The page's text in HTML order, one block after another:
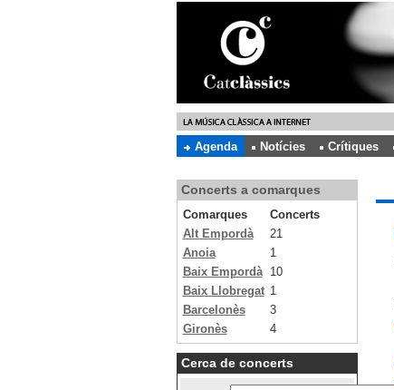
Agenda
Notícies Crítiques
Concerts a comarques
Comarques
Concerts
Alt Empordà
21
Anoia
1
Baix Empordà
10
Baix Llobregat 1
Barcelonès
3
Gironès
4
Cerca de concerts